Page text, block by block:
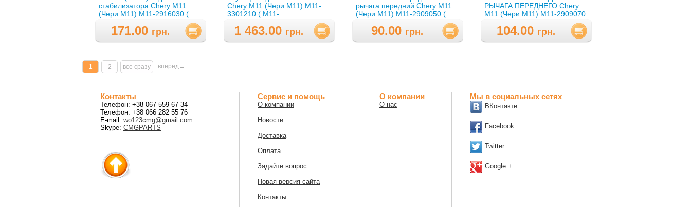
стабилизатора Chery M11
(Чери М11) M11-2916030 (
M11-2916030,M112916030 )
171.00 грн.
Chery M11 (Чери М11) M11-
3301210 ( M11-
1 463.00 грн.
рычага передний Chery M11
(Чери М11) M11-2909050 (
M11-2909050,M112909050 )
90.00 грн.
РЫЧАГА ПЕРЕДНЕГО Chery
M11 (Чери М11) M11-2909070
( M11-2909070,M112909070 )
104.00 грн.
1 2 все сразу вперед→
Контакты
Телефон: +38 067 559 67 34
Телефон: +38 066 282 55 76
E-mail: wo123cmg@gmail.com
Skype: CMGPARTS
Сервис и помощь
О компании
Новости
Доставка
Оплата
Задайте вопрос
Новая версия сайта
Контакты
О компании
О нас
Мы в социальных сетях
ВКонтакте
Facebook
Twitter
Google +